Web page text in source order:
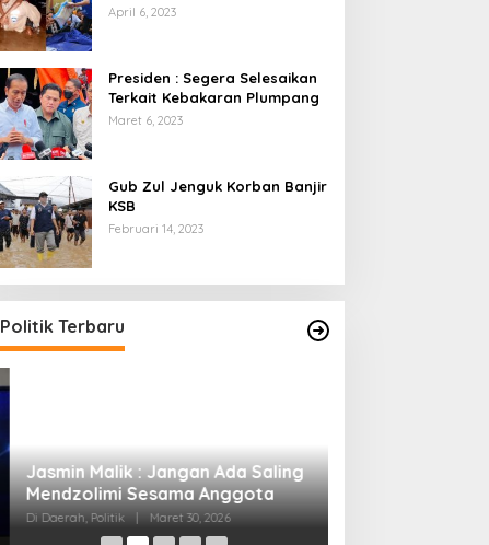
April 6, 2023
Presiden : Segera Selesaikan
Terkait Kebakaran Plumpang
Maret 6, 2023
Gub Zul Jenguk Korban Banjir
KSB
Februari 14, 2023
Politik Terbaru
Jasmin Malik : Jangan Ada Saling
Mendzolimi Sesama Anggota
Di Daerah, Politik Maret 30, 2026